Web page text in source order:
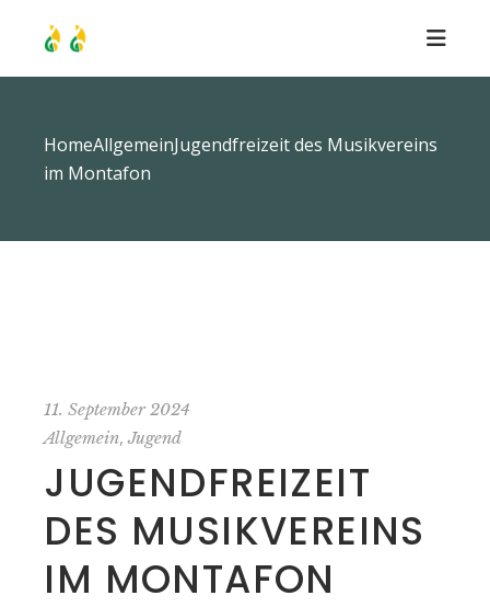
HomeAllgemeinJugendfreizeit des Musikvereins
im Montafon
11. September 2024
Allgemein,Jugend
JUGENDFREIZEIT
DES MUSIKVEREINS
IM MONTAFON